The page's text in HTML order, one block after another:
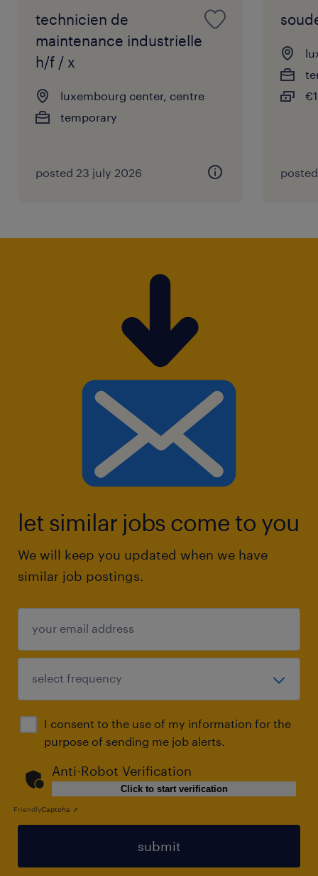
technicien de
maintenance industrielle
h/f / x
luxembourg center, centre
temporary
posted 23 july 2026
let similar jobs come to you
We will keep you updated when we have
similar job postings.
I consent to the use of my information for the
purpose of sending me job alerts.
Anti-Robot Verification
Click to start verification
FriendlyCaptcha ⇗
submit